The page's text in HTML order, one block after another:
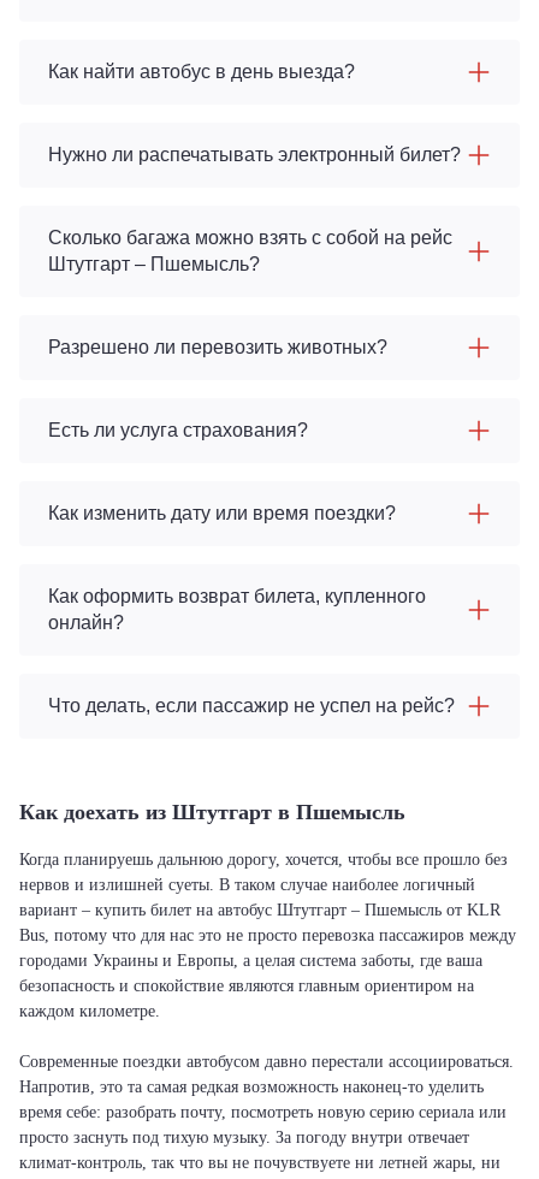
Как найти автобус в день выезда?
Нужно ли распечатывать электронный билет?
Сколько багажа можно взять с собой на рейс
Штутгарт – Пшемысль?
Разрешено ли перевозить животных?
Есть ли услуга страхования?
Как изменить дату или время поездки?
Как оформить возврат билета, купленного
онлайн?
Что делать, если пассажир не успел на рейс?
Как доехать из Штутгарт в Пшемысль
Когда планируешь дальнюю дорогу, хочется, чтобы все прошло без
нервов и излишней суеты. В таком случае наиболее логичный
вариант – купить билет на автобус Штутгарт – Пшемысль от KLR
Bus, потому что для нас это не просто перевозка пассажиров между
городами Украины и Европы, а целая система заботы, где ваша
безопасность и спокойствие являются главным ориентиром на
каждом километре.
Современные поездки автобусом давно перестали ассоциироваться.
Напротив, это та самая редкая возможность наконец-то уделить
время себе: разобрать почту, посмотреть новую серию сериала или
просто заснуть под тихую музыку. За погоду внутри отвечает
климат-контроль, так что вы не почувствуете ни летней жары, ни